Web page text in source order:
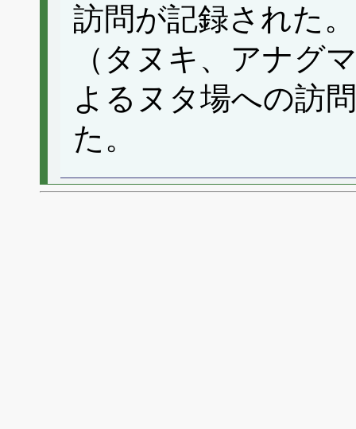
訪問が記録された
（タヌキ、アナグ
よるヌタ場への訪
た。